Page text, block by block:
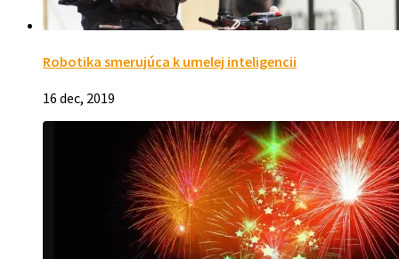
Robotika smerujúca k umelej inteligencii
16 dec, 2019